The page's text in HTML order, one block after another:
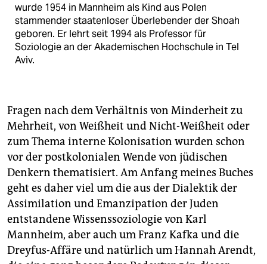
wurde 1954 in Mannheim als Kind aus Polen
stammender staatenloser Überlebender der Shoah
geboren. Er lehrt seit 1994 als Professor für
Soziologie an der Akademischen Hochschule in Tel
Aviv.
Fragen nach dem Verhältnis von Minderheit zu
Mehrheit, von Weißheit und Nicht-Weißheit oder
zum Thema interne Kolonisation wurden schon
vor der postkolonialen Wende von jüdischen
Denkern thematisiert. Am Anfang meines Buches
geht es daher viel um die aus der Dialektik der
Assimilation und Emanzipation der Juden
entstandene Wissenssoziologie von Karl
Mannheim, aber auch um Franz Kafka und die
Dreyfus-Affäre und natürlich um Hannah Arendt,